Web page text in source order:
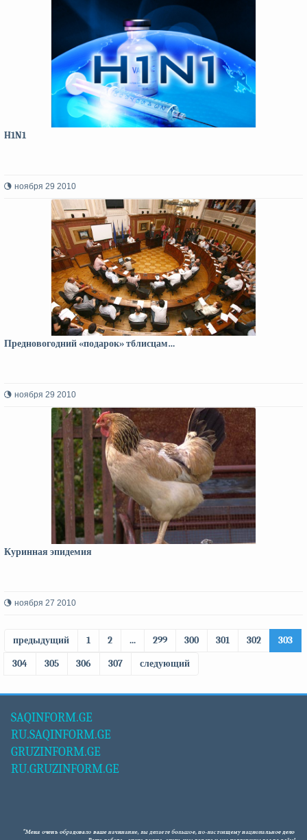
H1N1
ноября 29 2010
Предновогодний «подарок» тблисцам…
ноября 29 2010
Куринная эпидемия
ноября 27 2010
предыдущий 1 2 ... 299 300 301 302
303
304
305 306 307 следующий
SAQINFORM.GE
RU.SAQINFORM.GE
GRUZINFORM.GE
RU.GRUZINFORM.GE